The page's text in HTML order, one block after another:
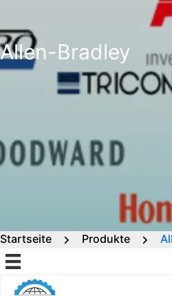
Allen-Bradley
Startseite Produkte